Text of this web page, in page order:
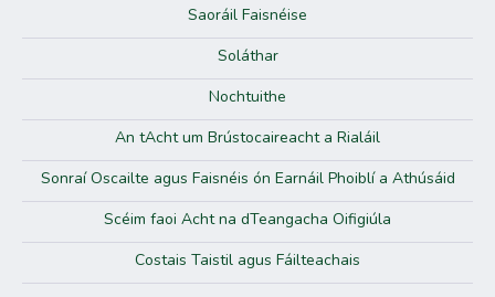
Saoráil Faisnéise
Soláthar
Nochtuithe
An tAcht um Brústocaireacht a Rialáil
Sonraí Oscailte agus Faisnéis ón Earnáil Phoiblí a Athúsáid
Scéim faoi Acht na dTeangacha Oifigiúla
Costais Taistil agus Fáilteachais